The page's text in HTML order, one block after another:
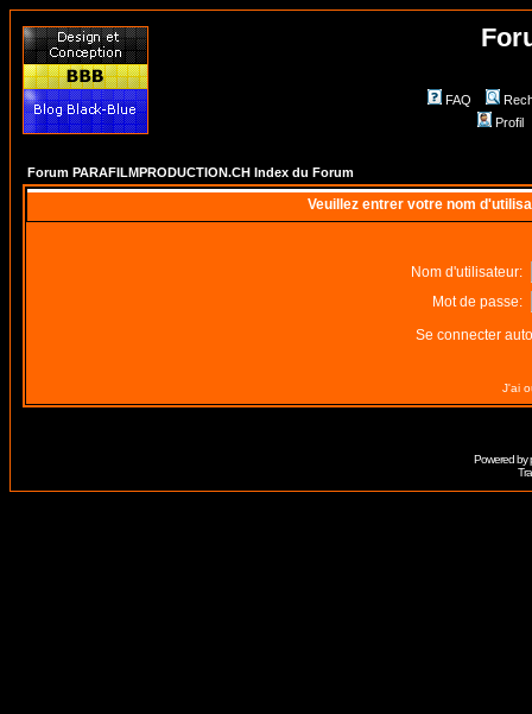
FAQ
Profil
Forum PARAFILMPRODUCTION.CH Index du Forum
Veuillez entrer votre nom
Nom d'utilisateur:
Mot de passe:
Se connecter
J'ai
Powered by